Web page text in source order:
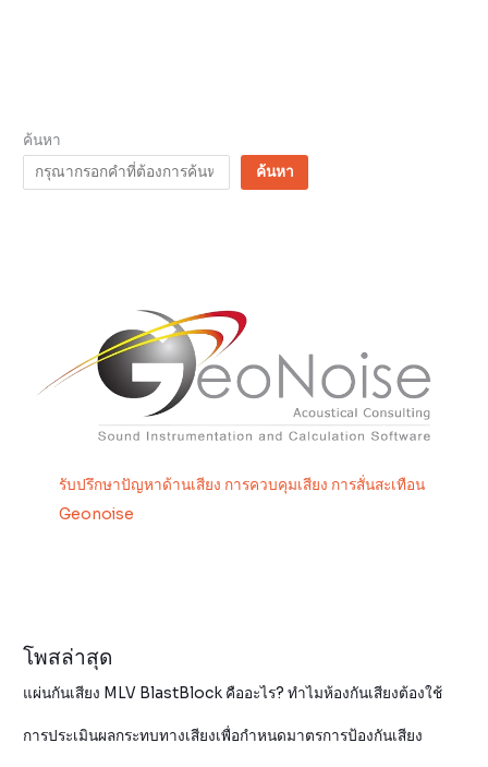
ค้นหา
ค้นหา
รับปรึกษาปัญหาด้านเสียง การควบคุมเสียง การสั่นสะเทือน
Geonoise
โพสล่าสุด
แผ่นกันเสียง MLV BlastBlock คืออะไร? ทำไมห้องกันเสียงต้องใช้
การประเมินผลกระทบทางเสียงเพื่อกำหนดมาตรการป้องกันเสียง